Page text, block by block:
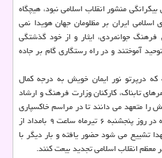
منشور انقلاب اسلامی نبود، هیچگاه
ایران بر مظلومان جهان هویدا نمی
جوانمردی، ایثار و از خود گذشتگی
آموختند و در راه رستگاری گام بر جاده
درپرتو نور ایمان خویش به درجه كمال
تابناك، كاركنان وزارت فرهنگ و ارشاد
را متعهد می دانند تا در مراسم خاكسپاری
پیكرهای مطهر ۱۵۰ شهید دفاع مقدس كه در روز پنجشنبه ۶ تیرماه ساعت ۹ بامداد از
تشییع می شود حضور یافته و بار دیگر با
معظم انقلاب اسلامی تجدید بیعت كنند.